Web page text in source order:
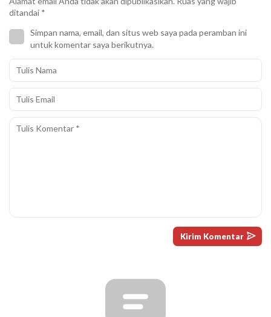
ditandai *
Simpan nama, email, dan situs web saya pada peramban ini
untuk komentar saya berikutnya.